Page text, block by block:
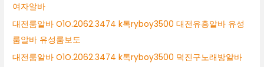
여자알바
대전룸알바 O1O.2062.3474 k톡ryboy3500 대전유흥알바 유성
룸알바 유성룸보도
대전룸알바 O1O.2062.3474 k톡ryboy3500 덕진구노래방알바